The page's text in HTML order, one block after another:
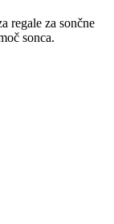
regale za sončne
sonca.